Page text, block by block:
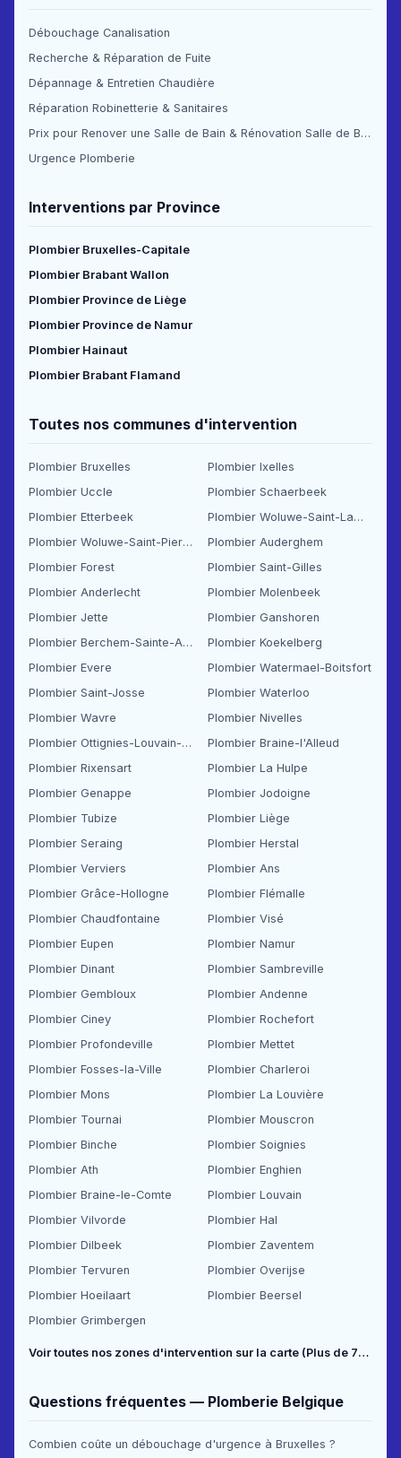
Débouchage Canalisation
Recherche & Réparation de Fuite
Dépannage & Entretien Chaudière
Réparation Robinetterie & Sanitaires
Prix pour Renover une Salle de Bain & Rénovation Salle de Bain Prix
Urgence Plomberie
Interventions par Province
Plombier Bruxelles-Capitale
Plombier Brabant Wallon
Plombier Province de Liège
Plombier Province de Namur
Plombier Hainaut
Plombier Brabant Flamand
Toutes nos communes d'intervention
Plombier Bruxelles
Plombier Ixelles
Plombier Uccle
Plombier Schaerbeek
Plombier Etterbeek
Plombier Woluwe-Saint-Lambert
Plombier Woluwe-Saint-Pierre
Plombier Auderghem
Plombier Forest
Plombier Saint-Gilles
Plombier Anderlecht
Plombier Molenbeek
Plombier Jette
Plombier Ganshoren
Plombier Berchem-Sainte-Agathe
Plombier Koekelberg
Plombier Evere
Plombier Watermael-Boitsfort
Plombier Saint-Josse
Plombier Waterloo
Plombier Wavre
Plombier Nivelles
Plombier Ottignies-Louvain-la-Neuve
Plombier Braine-l'Alleud
Plombier Rixensart
Plombier La Hulpe
Plombier Genappe
Plombier Jodoigne
Plombier Tubize
Plombier Liège
Plombier Seraing
Plombier Herstal
Plombier Verviers
Plombier Ans
Plombier Grâce-Hollogne
Plombier Flémalle
Plombier Chaudfontaine
Plombier Visé
Plombier Eupen
Plombier Namur
Plombier Dinant
Plombier Sambreville
Plombier Gembloux
Plombier Andenne
Plombier Ciney
Plombier Rochefort
Plombier Profondeville
Plombier Mettet
Plombier Fosses-la-Ville
Plombier Charleroi
Plombier Mons
Plombier La Louvière
Plombier Tournai
Plombier Mouscron
Plombier Binche
Plombier Soignies
Plombier Ath
Plombier Enghien
Plombier Braine-le-Comte
Plombier Louvain
Plombier Vilvorde
Plombier Hal
Plombier Dilbeek
Plombier Zaventem
Plombier Tervuren
Plombier Overijse
Plombier Hoeilaart
Plombier Beersel
Plombier Grimbergen
Voir toutes nos zones d'intervention sur la carte (Plus de 70 communes couvertes) →
Questions fréquentes — Plomberie Belgique
Combien coûte un débouchage d'urgence à Bruxelles ?